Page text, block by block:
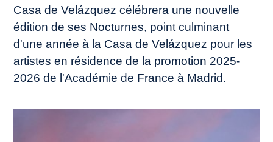
Casa de Velázquez célébrera une nouvelle
édition de ses Nocturnes, point culminant
d'une année à la Casa de Velázquez pour les
artistes en résidence de la promotion 2025-
2026 de l'Académie de France à Madrid.